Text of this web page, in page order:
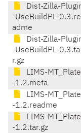
Dist-Zilla-
-UseBuildPL-0.3.re
adme
Dist-Zilla-
-UseBuildPL-0.3.ta
r.gz
LIMS-MT_Plate
-1.2.meta
LIMS-MT_Plate
-1.2.readme
LIMS-MT_Plate
-1.2.tar.gz